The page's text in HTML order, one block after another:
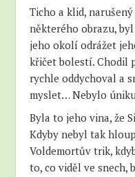
Ticho a klid,
některého obrazu,
jeho okolí odrážet
křičet bolestí. Chodil
rychle oddychoval a
myslet… Nebylo
Byla to jeho vina, že
Kdyby nebyl tak
Voldemortův trik,
to, co viděl ve snech,